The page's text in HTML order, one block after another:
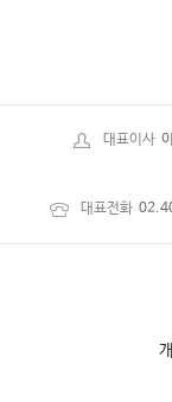
대표이사
대표전화